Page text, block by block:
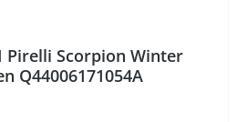
Pirelli Scorpion Winter
Q44006171054A